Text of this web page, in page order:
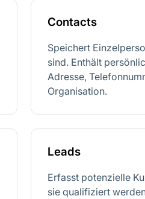
Contacts
Speichert
sind. Enthält
Adresse,
Organisation.
Leads
Erfasst potenzielle
sie qualifiziert